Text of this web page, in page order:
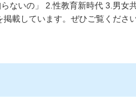
ないの」 2.性教育新時代 3.男女
載しています。ぜひご覧ください